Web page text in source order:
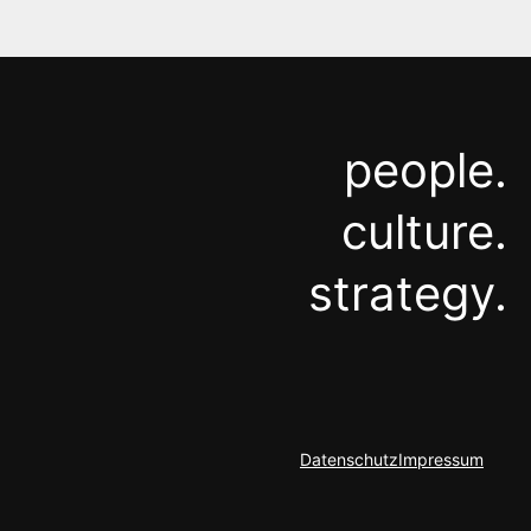
people.
culture.
strategy.
DatenschutzImpressum